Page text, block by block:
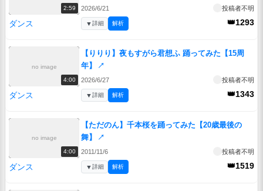
2:59 2026/6/21 投稿者不明
ダンス 👑1293
▼詳細 解析
no image
4:00
【りりり】夜もすがら君想ふ 踊ってみた【15周
年】
↗
2026/6/27 投稿者不明
ダンス 👑1343
▼詳細 解析
no image
4:00
【ただのん】千本桜を踊ってみた【20歳最後の
舞】
↗
2011/11/6 投稿者不明
ダンス 👑1519
▼詳細 解析